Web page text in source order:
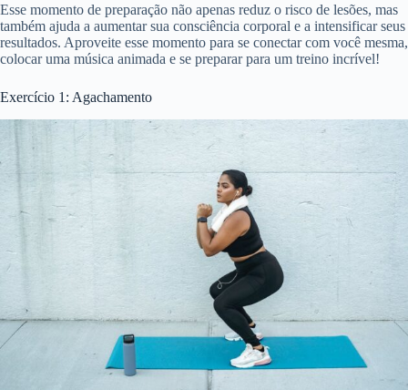
Esse momento de preparação não apenas reduz o risco de lesões, mas
também ajuda a aumentar sua consciência corporal e a intensificar seus
resultados. Aproveite esse momento para se conectar com você mesma,
colocar uma música animada e se preparar para um treino incrível!
Exercício 1: Agachamento